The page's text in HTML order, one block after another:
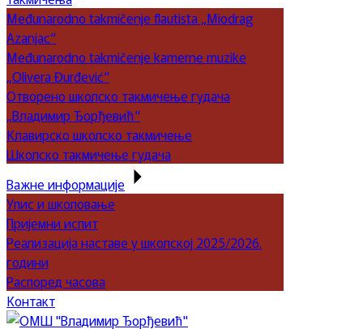
Međunarodno takmičenje flautista „Miodrag
Azanjac“
Međunarodno takmičenje kamerne muzike
„Olivera Đurđević“
Отворено школско такмичење гудача
„Владимир Ђорђевић“
Клавирско школско такмичење
Школско такмичење гудача
Важне информације
Упис и школовање
Пријемни испит
Реализација наставе у школској 2025/2026.
години
Распоред часова
Контакт